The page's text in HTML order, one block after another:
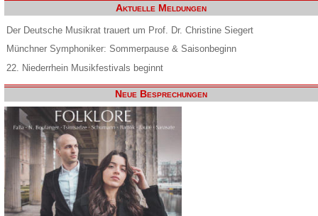
Aktuelle Meldungen
Der Deutsche Musikrat trauert um Prof. Dr. Christine Siegert
Münchner Symphoniker: Sommerpause & Saisonbeginn
22. Niederrhein Musikfestivals beginnt
Neue Besprechungen